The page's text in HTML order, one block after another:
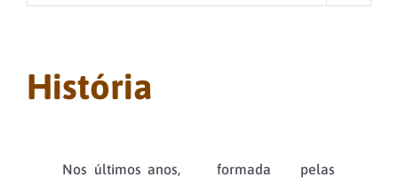
História
Nos últimos anos,
formada pelas